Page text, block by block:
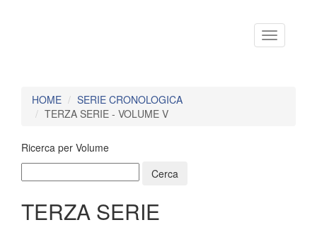
Toggle
navigation
HOME
SERIE CRONOLOGICA
TERZA SERIE - VOLUME V
Ricerca per Volume
TERZA SERIE